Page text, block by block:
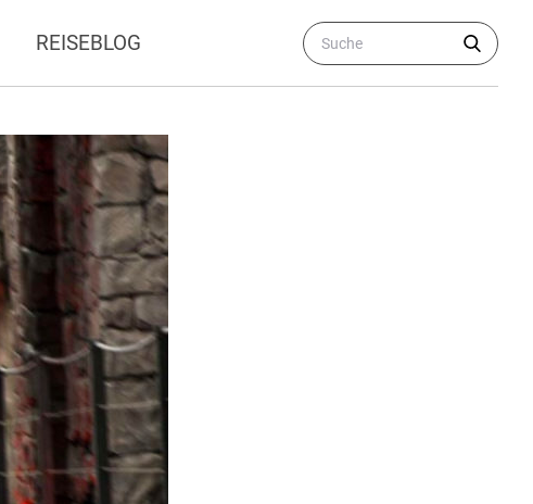
REISEBLOG